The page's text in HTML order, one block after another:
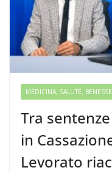
MEDICINA, SALUTE,
Tra
in
Levorato